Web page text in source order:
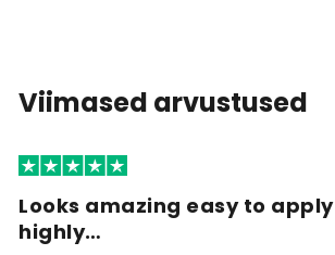
Viimased arvustused
Looks amazing easy to apply
highly…